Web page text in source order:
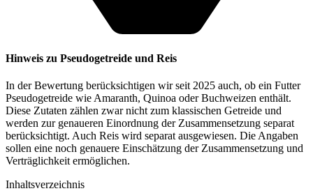
Hinweis zu Pseudogetreide und Reis
In der Bewertung berücksichtigen wir seit 2025 auch, ob ein Futter
Pseudogetreide wie Amaranth, Quinoa oder Buchweizen enthält.
Diese Zutaten zählen zwar nicht zum klassischen Getreide und
werden zur genaueren Einordnung der Zusammensetzung separat
berücksichtigt. Auch Reis wird separat ausgewiesen. Die Angaben
sollen eine noch genauere Einschätzung der Zusammensetzung und
Verträglichkeit ermöglichen.
Inhaltsverzeichnis​